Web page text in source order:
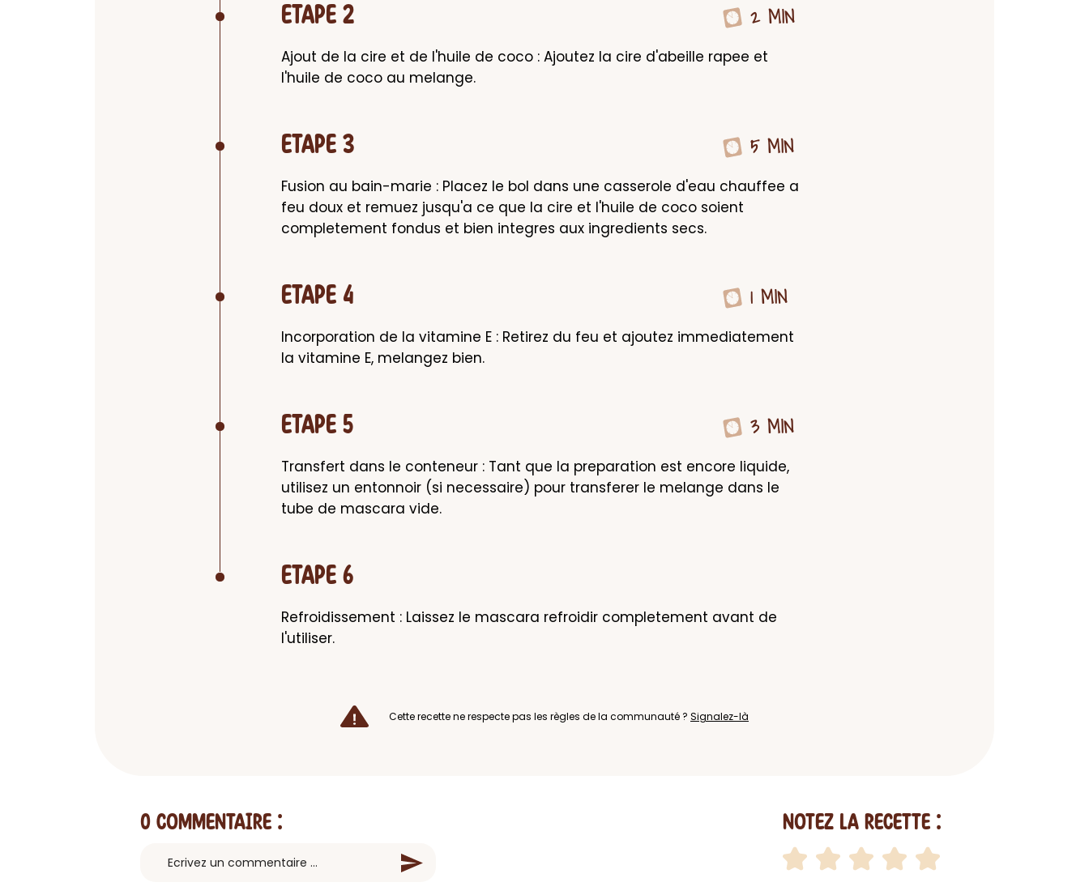
ETAPE 2 2 MIN
Ajout de la cire et de l'huile de coco : Ajoutez la cire d'abeille rapee et
l'huile de coco au melange.
ETAPE 3 5 MIN
Fusion au bain-marie : Placez le bol dans une casserole d'eau chauffee a
feu doux et remuez jusqu'a ce que la cire et l'huile de coco soient
completement fondus et bien integres aux ingredients secs.
ETAPE 4 1 MIN
Incorporation de la vitamine E : Retirez du feu et ajoutez immediatement
la vitamine E, melangez bien.
ETAPE 5 3 MIN
Transfert dans le conteneur : Tant que la preparation est encore liquide,
utilisez un entonnoir (si necessaire) pour transferer le melange dans le
tube de mascara vide.
ETAPE 6
Refroidissement : Laissez le mascara refroidir completement avant de
l'utiliser.
Cette recette ne respecte pas les règles de la communauté ? Signalez-là
0 Commentaire : Notez la recette :